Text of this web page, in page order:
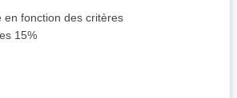
fonction des critères
15%